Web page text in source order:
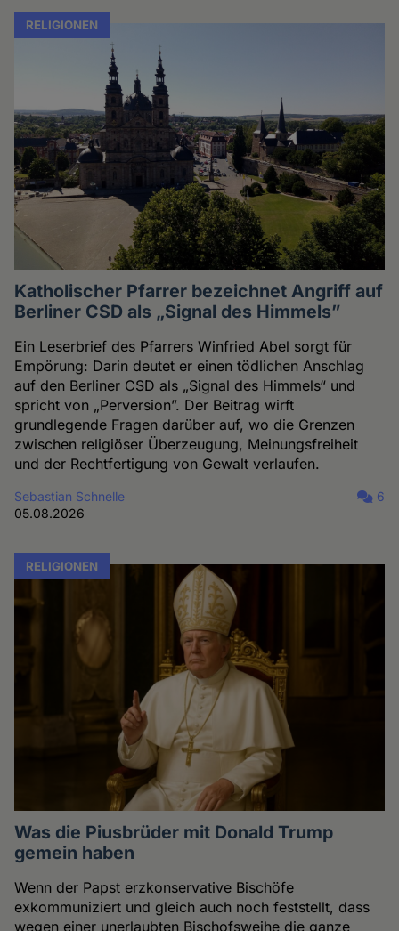
RELIGIONEN
Katholischer Pfarrer bezeichnet Angriff auf
Berliner CSD als „Signal des Himmels”
Ein Leserbrief des Pfarrers Winfried Abel sorgt für
Empörung: Darin deutet er einen tödlichen Anschlag
auf den Berliner CSD als „Signal des Himmels“ und
spricht von „Perversion”. Der Beitrag wirft
grundlegende Fragen darüber auf, wo die Grenzen
zwischen religiöser Überzeugung, Meinungsfreiheit
und der Rechtfertigung von Gewalt verlaufen.
Sebastian Schnelle
05.08.2026
6
RELIGIONEN
Was die Piusbrüder mit Donald Trump
gemein haben
Wenn der Papst erzkonservative Bischöfe
exkommuniziert und gleich auch noch feststellt, dass
wegen einer unerlaubten Bischofsweihe die ganze